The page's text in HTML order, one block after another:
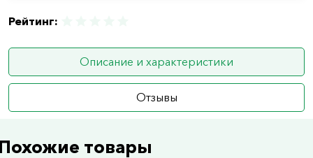
Рейтинг:
Описание и характеристики
Отзывы
товары